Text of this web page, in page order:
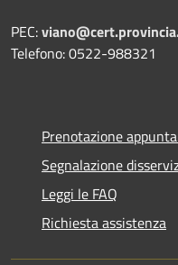
PEC:
Telefono: 0522-988321
Prenotazione
Segnalazione
Leggi le FAQ
Richiesta assistenza